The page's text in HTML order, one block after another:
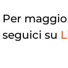
Per
seguici su